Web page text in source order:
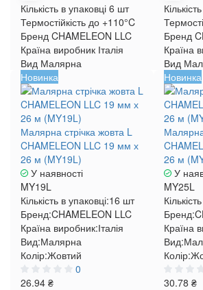
Кількість в упаковці 6 шт
Термостійкість до +110°C
Бренд CHAMELEON LLC
Країна виробник Італія
Вид Малярна
Бренд
Країна
Вид
Новинка
Малярна стрічка жовта L
CHAMELEON LLC 19 мм х
26 м (MY19L)
У наявності
MY19L
Кількість в упаковці:16 шт
Бренд:CHAMELEON LLC
Країна виробник:Італія
Вид:Малярна
Колір:Жовтий
0
26.94 ₴
Новинка
26 м
У
MY25L
Бренд:
Країна
Вид:
Колір:
30.78 ₴